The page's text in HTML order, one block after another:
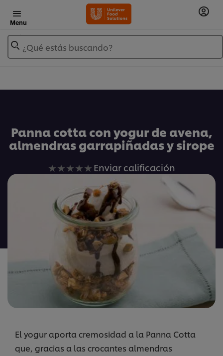
Menu
¿Qué estás buscando?
Panna cotta con yogur de avena,
almendras garrapiñadas y sirope
No
se
han
enviado
calificaciones
para
este
recipe
Enviar calificación
El yogur aporta cremosidad a la Panna Cotta
que, gracias a las crocantes almendras